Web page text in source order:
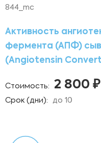
844_mc
Активность
фермента (АПФ)
(Angiotensin
Стоимость: 2 800 ₽
Срок (дни): до 10